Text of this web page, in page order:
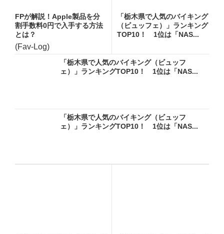
FPが解説！Apple製品を分
割手数料0円で入手する方法
とは？
(Fav-Log)
「栃木県で人気のバイキング
（ビュッフェ）」ランキング
TOP10！ 1位は「NAS...
「栃木県で人気のバイキング（ビュッフ
ェ）」ランキングTOP10！ 1位は「NAS...
「栃木県で人気のバイキング（ビュッフ
ェ）」ランキングTOP10！ 1位は「NAS...